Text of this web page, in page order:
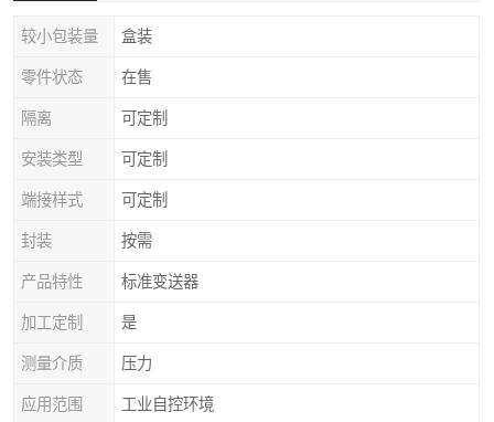
较小包装量 盒装
零件状态 在售
隔离 可定制
安装类型 可定制
端接样式 可定制
封装 按需
产品特性 标准变送器
加工定制 是
测量介质 压力
应用范围 工业自控环境